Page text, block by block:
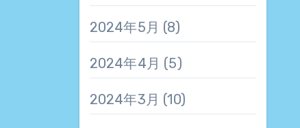
2024年5月 (8)
2024年4月 (5)
2024年3月 (10)